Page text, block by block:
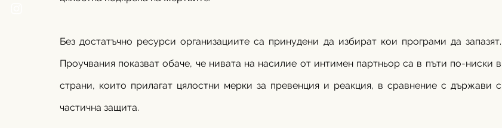
Без достатъчно ресурси организациите са принудени да избират кои програми да запазят.
Проучвания показват обаче, че нивата на насилие от интимен партньор са в пъти по-ниски в
страни, които прилагат цялостни мерки за превенция и реакция, в сравнение с държави с
частична защита.